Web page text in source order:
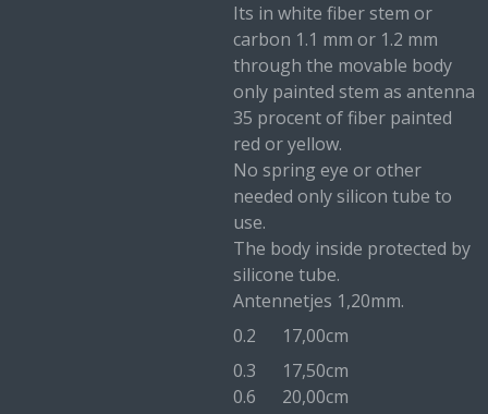
Its in white fiber stem or
carbon 1.1 mm or 1.2 mm
through the movable body
only painted stem as antenna
35 procent of fiber painted
red or yellow.
No spring eye or other
needed only silicon tube to
use.
The body inside protected by
silicone tube.
Antennetjes 1,20mm.
0.2 17,00cm
0.3 17,50cm
0.6 20,00cm